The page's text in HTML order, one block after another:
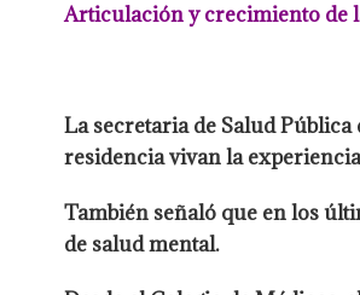
Articulación y crecimiento de
La secretaria de Salud
residencia vivan la
También señaló que en los
de salud mental.